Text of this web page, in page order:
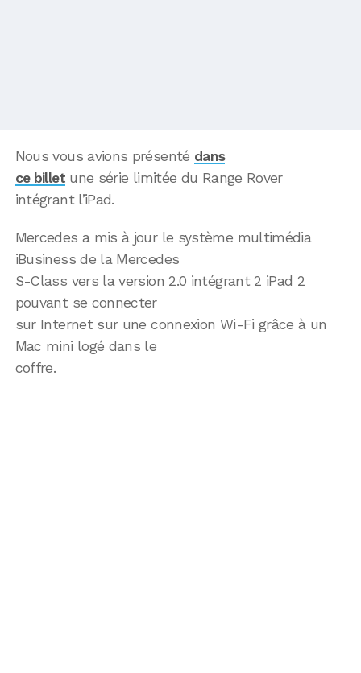
Nous vous avions présenté dans
ce billetune série limitée du Range Rover
intégrant l’iPad.
Mercedes a mis à jour le système multimédia
iBusiness de la Mercedes
S-Class vers la version 2.0 intégrant 2 iPad 2
pouvant se connecter
sur Internet sur une connexion Wi-Fi grâce à un
Mac mini logé dans le
coffre.